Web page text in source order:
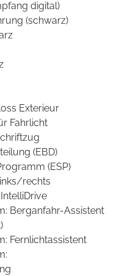
digital)
(schwarz)
Exterieur
Fahrlicht
(EBD)
(ESP)
rechts
Berganfahr-Assistent
Fernlichtassistent